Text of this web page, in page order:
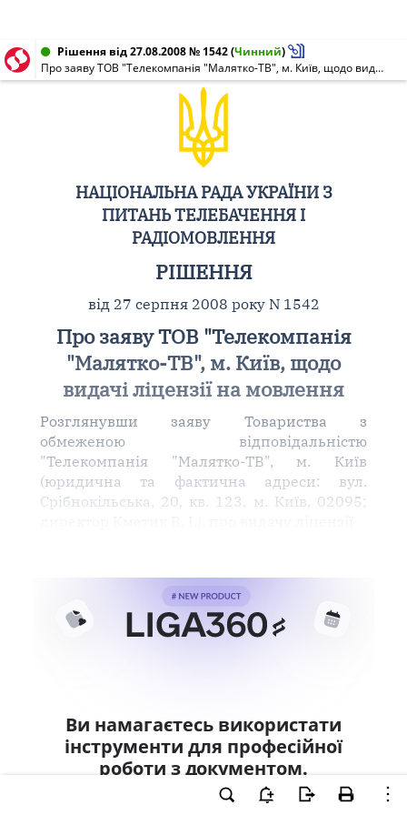
Рішення від 27.08.2008 № 1542(Чинний)
Про заяву ТОВ "Телекомпанія "Малятко-ТВ", м. Київ, щодо видачі ліцензії на мовлення
НАЦІОНАЛЬНА РАДА УКРАЇНИ З
ПИТАНЬ ТЕЛЕБАЧЕННЯ І
РАДІОМОВЛЕННЯ
РІШЕННЯ
від 27 серпня 2008 року N 1542
Про заяву ТОВ "Телекомпанія
"Малятко-ТВ", м. Київ, щодо
видачі ліцензії на мовлення
Розглянувши заяву Товариства з
обмеженою відповідальністю
"Телекомпанія "Малятко-ТВ", м. Київ
(юридична та фактична адреси: вул.
Срібнокільська, 20, кв. 123, м. Київ, 02095;
Ви намагаєтесь використати
інструменти для професійної
роботи з документом.
Ці можливості доступні тільки користувачам